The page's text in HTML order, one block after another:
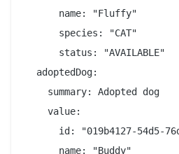
      name: "Fluffy"
      species: "CAT"
      status: "AVAILABLE"
  adoptedDog:
    summary: Adopted dog
    value:
id: "019b4127-54d5-
      name: "Buddy"